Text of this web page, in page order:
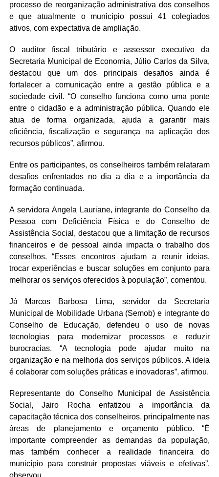
processo de reorganização administrativa dos conselhos
e que atualmente o município possui 41 colegiados
ativos, com expectativa de ampliação.
O auditor fiscal tributário e assessor executivo da
Secretaria Municipal de Economia, Júlio Carlos da Silva,
destacou que um dos principais desafios ainda é
fortalecer a comunicação entre a gestão pública e a
sociedade civil. “O conselho funciona como uma ponte
entre o cidadão e a administração pública. Quando ele
atua de forma organizada, ajuda a garantir mais
eficiência, fiscalização e segurança na aplicação dos
recursos públicos”, afirmou.
Entre os participantes, os conselheiros também relataram
desafios enfrentados no dia a dia e a importância da
formação continuada.
A servidora Angela Lauriane, integrante do Conselho da
Pessoa com Deficiência Física e do Conselho de
Assistência Social, destacou que a limitação de recursos
financeiros e de pessoal ainda impacta o trabalho dos
conselhos. “Esses encontros ajudam a reunir ideias,
trocar experiências e buscar soluções em conjunto para
melhorar os serviços oferecidos à população”, comentou.
Já Marcos Barbosa Lima, servidor da Secretaria
Municipal de Mobilidade Urbana (Semob) e integrante do
Conselho de Educação, defendeu o uso de novas
tecnologias para modernizar processos e reduzir
burocracias. “A tecnologia pode ajudar muito na
organização e na melhoria dos serviços públicos. A ideia
é colaborar com soluções práticas e inovadoras”, afirmou.
Representante do Conselho Municipal de Assistência
Social, Jairo Rocha enfatizou a importância da
capacitação técnica dos conselheiros, principalmente nas
áreas de planejamento e orçamento público. “É
importante compreender as demandas da população,
mas também conhecer a realidade financeira do
município para construir propostas viáveis e efetivas”,
observou.